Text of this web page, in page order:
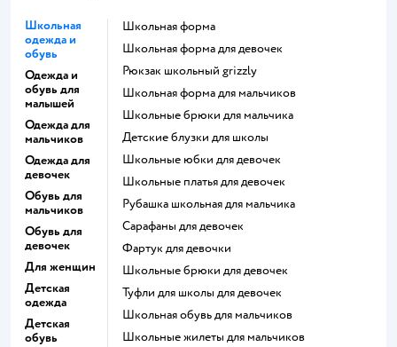
Школьная
одежда и
обувь
Одежда и
обувь для
малышей
Одежда для
мальчиков
Одежда для
девочек
Обувь для
мальчиков
Обувь для
девочек
Для женщин
Детская
одежда
Детская
обувь
Школьная форма
Школьная форма для девочек
Рюкзак школьный grizzly
Школьная форма для мальчиков
Школьные брюки для мальчика
Детские блузки для школы
Школьные юбки для девочек
Школьные платья для девочек
Рубашка школьная для мальчика
Сарафаны для девочек
Фартук для девочки
Школьные брюки для девочек
Туфли для школы для девочек
Школьная обувь для мальчиков
Школьные жилеты для мальчиков